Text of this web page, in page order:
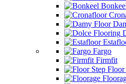
Fargo
Firmfit
Floor